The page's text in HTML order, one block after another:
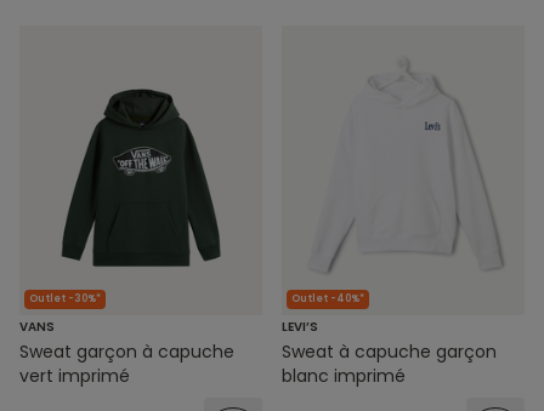
Outlet -30%*
VANS
Sweat garçon à capuche
vert imprimé
Outlet -40%*
LEVI’S
Sweat à capuche garçon
blanc imprimé